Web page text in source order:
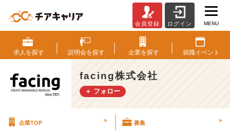
a
c
i
g
株
会員登録 ログイン MENU
求人を探す 説明会を探す 企業を探す 就職イベント
facing株式会社
＋ フォロー
企業TOP > 募集 >